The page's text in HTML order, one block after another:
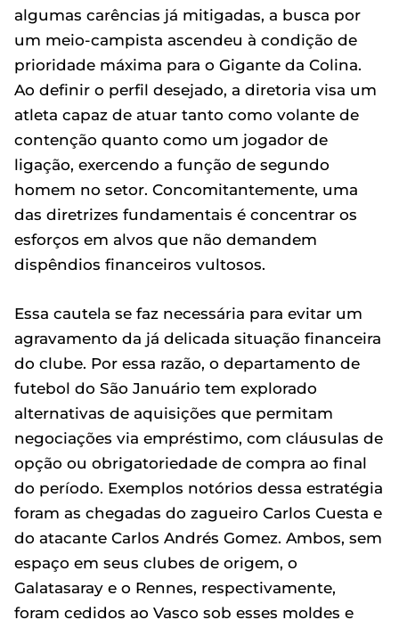
algumas carências já mitigadas, a busca por
um meio-campista ascendeu à condição de
prioridade máxima para o Gigante da Colina.
Ao definir o perfil desejado, a diretoria visa um
atleta capaz de atuar tanto como volante de
contenção quanto como um jogador de
ligação, exercendo a função de segundo
homem no setor. Concomitantemente, uma
das diretrizes fundamentais é concentrar os
esforços em alvos que não demandem
dispêndios financeiros vultosos.
Essa cautela se faz necessária para evitar um
agravamento da já delicada situação financeira
do clube. Por essa razão, o departamento de
futebol do São Januário tem explorado
alternativas de aquisições que permitam
negociações via empréstimo, com cláusulas de
opção ou obrigatoriedade de compra ao final
do período. Exemplos notórios dessa estratégia
foram as chegadas do zagueiro Carlos Cuesta e
do atacante Carlos Andrés Gomez. Ambos, sem
espaço em seus clubes de origem, o
Galatasaray e o Rennes, respectivamente,
foram cedidos ao Vasco sob esses moldes e